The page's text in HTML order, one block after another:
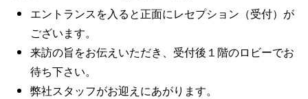
エントランスを入ると正面にレセプション（受付）が
ございます。
来訪の旨をお伝えいただき、受付後１階のロビーでお
待ち下さい。
弊社スタッフがお迎えにあがります。